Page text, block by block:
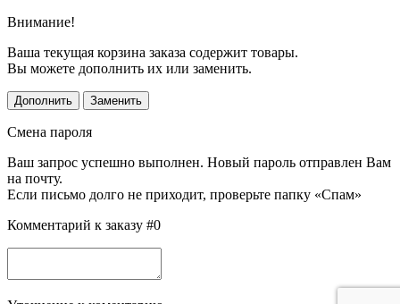
Внимание!
Ваша текущая корзина заказа содержит товары.
Вы можете дополнить их или заменить.
Дополнить Заменить
Смена пароля
Ваш запрос успешно выполнен. Новый пароль отправлен Вам
на почту.
Если письмо долго не приходит, проверьте папку «Спам»
Комментарий к заказу #0